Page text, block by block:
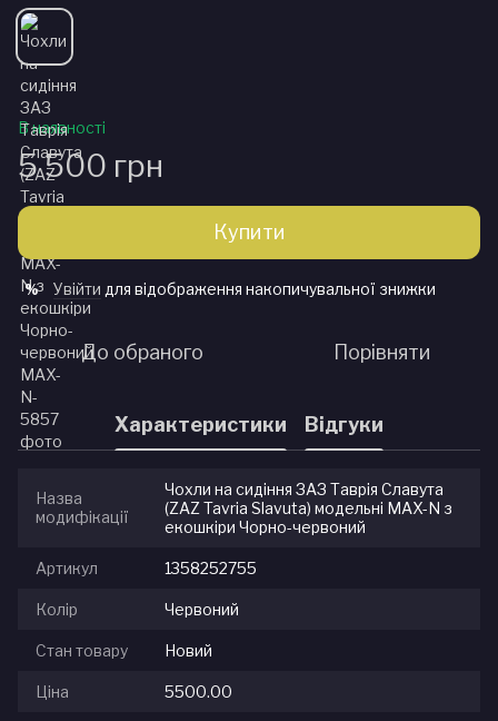
В наявності
5 500 грн
Купити
% Увійти для відображення накопичувальної знижки
До обраного Порівняти
Характеристики Відгуки
Назва
модифікації
Чохли на сидіння ЗАЗ Таврія Славута
(ZAZ Tavria Slavuta) модельні MAX-N з
екошкіри Чорно-червоний
Артикул 1358252755
Колір Червоний
Стан товару Новий
Ціна 5500.00